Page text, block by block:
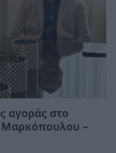
αγοράς στο
Μαρκόπουλου –